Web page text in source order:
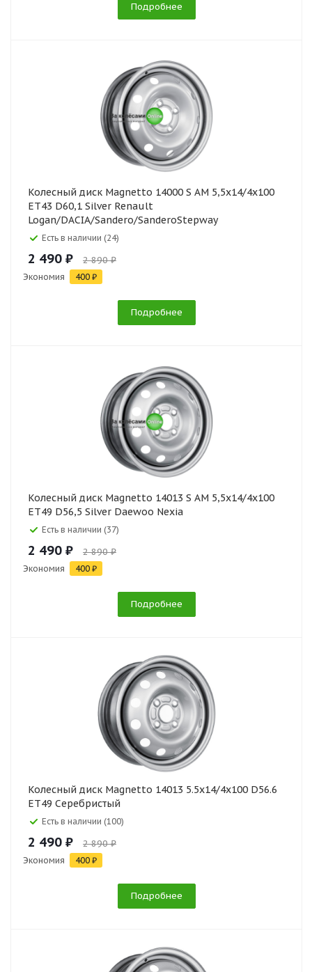
Подробнее
Колесный диск Magnetto 14000 S AM 5,5x14/4x100
ET43 D60,1 Silver Renault
Logan/DACIA/Sandero/SanderoStepway
Есть в наличии (24)
2 490 ₽ 2 890 ₽
Экономия 400 ₽
Подробнее
Колесный диск Magnetto 14013 S AM 5,5x14/4x100
ET49 D56,5 Silver Daewoo Nexia
Есть в наличии (37)
2 490 ₽ 2 890 ₽
Экономия 400 ₽
Подробнее
Колесный диск Magnetto 14013 5.5x14/4x100 D56.6
ET49 Серебристый
Есть в наличии (100)
2 490 ₽ 2 890 ₽
Экономия 400 ₽
Подробнее